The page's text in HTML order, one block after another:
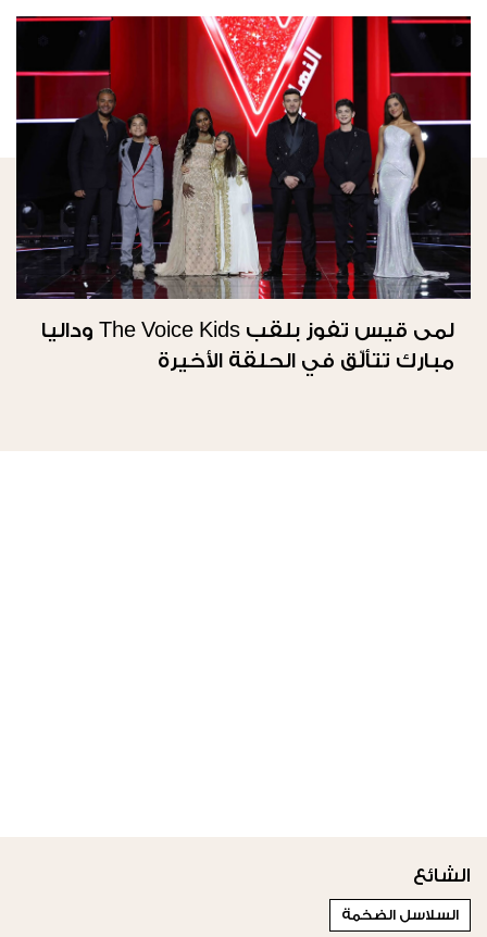
لمى قيس تفوز بلقب The Voice Kids وداليا
مبارك تتألّق في الحلقة الأخيرة
الشائع
السلاسل الضخمة